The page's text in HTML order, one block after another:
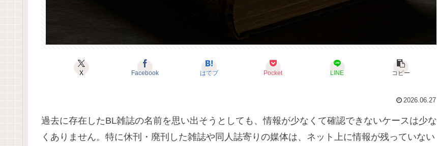
X Facebook はてブ Pocket LINE コピー
2026.06.27
過去に存在したBL雑誌の名前を思い出そうとしても、情報が少なくて確認できないケースは少な
くありません。特に休刊・廃刊した雑誌や同人誌寄りの媒体は、ネット上に情報が残っていない